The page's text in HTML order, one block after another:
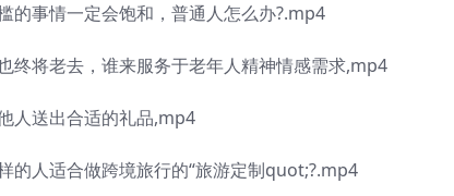
的事情一定会饱和，普通人怎么办?.mp4
终将老去，谁来服务于老年人精神情感需求,mp4
人送出合适的礼品,mp4
的人适合做跨境旅行的“旅游定制quot;?.mp4